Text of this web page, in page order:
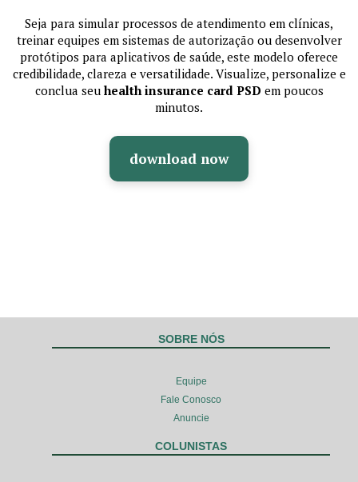
Seja para simular processos de atendimento em clínicas,
treinar equipes em sistemas de autorização ou desenvolver
protótipos para aplicativos de saúde, este modelo oferece
credibilidade, clareza e versatilidade. Visualize, personalize e
conclua seu health insurance card PSD em poucos
minutos.
download now
SOBRE NÓS
Equipe
Fale Conosco
Anuncie
COLUNISTAS